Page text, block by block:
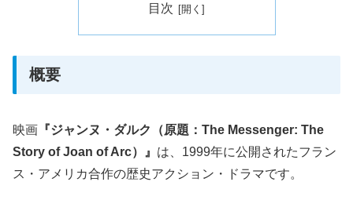
目次
概要
映画 『ジャンヌ・ダルク（原題：The Messenger: The
Story of Joan of Arc）』 は、1999年に公開されたフラン
ス・アメリカ合作の歴史アクション・ドラマです。